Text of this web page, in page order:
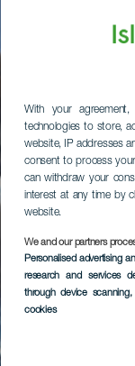
With your
technologies to store,
website, IP addresses
consent to process
can withdraw your
interest at any time by
website.
We and our partners
Personalised advertising
research and services
through device scanning,
cookies